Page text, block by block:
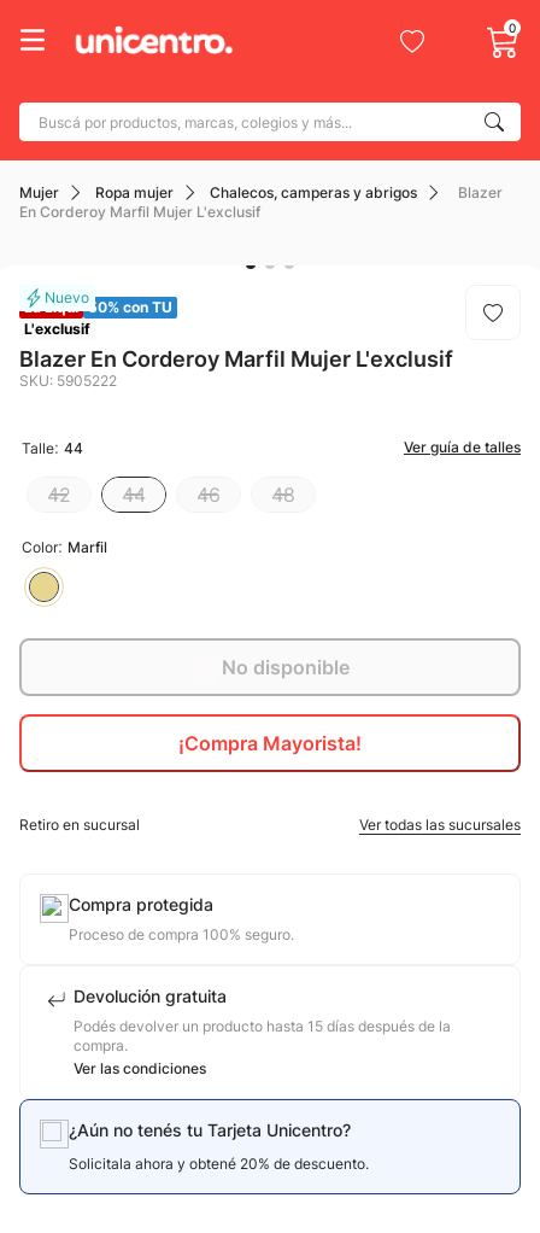
0
Buscá por productos, marcas, colegios y más...
Mujer Ropa mujer Chalecos, camperas y abrigos
Blazer
En Corderoy Marfil Mujer L'exclusif
La Liqui 50% con TU
L'exclusif
Blazer En Corderoy Marfil Mujer L'exclusif
SKU: 5905222
Color: Marfil
Talle: 44
42 44 46 48
Ver guía de talles
No disponible
¡Compra Mayorista!
Retiro en sucursal Ver todas las sucursales
Compra protegida
Proceso de compra 100% seguro.
Devolución gratuita
Podés devolver un producto hasta 15 días después de la
compra.
Ver las condiciones
¿Aún no tenés tu Tarjeta Unicentro?
Solicitala ahora y obtené 20% de descuento.
Términos más buscados
1 adidas
4. botin
5. caterpillar
7 .
8. todo terreno
9 jdy
10